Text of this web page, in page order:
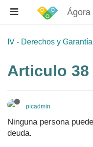
Ágora
IV - Derechos y
Articulo 38
picadmin
Ninguna persona
deuda.